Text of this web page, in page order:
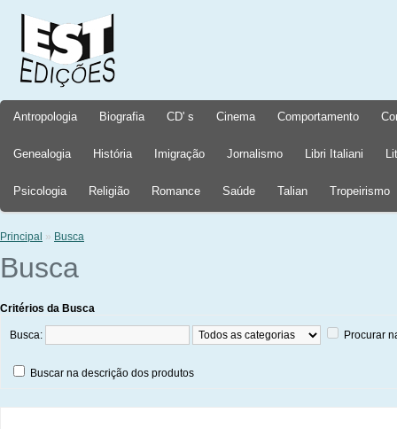
Antropologia Biografia CD' s Cinema Comportamento
Genealogia História Imigração Jornalismo Libri Italiani
Psicologia Religião Romance Saúde Talian Tropeirismo
Principal » Busca
Busca
Critérios da Busca
Busca: Procurar
Buscar na descrição dos produtos